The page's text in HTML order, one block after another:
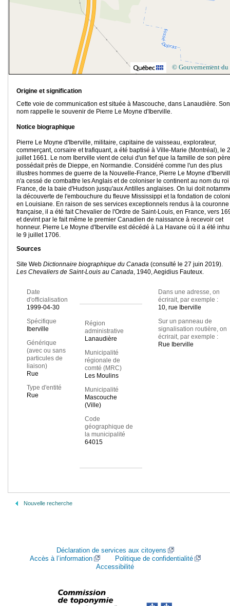
© Gouvernement du
Origine et signification
Cette voie de communication est située à Mascouche, dans Lanaudière. Son
nom rappelle le souvenir de Pierre Le Moyne d'Iberville.
Notice biographique
Pierre Le Moyne d'Iberville, militaire, capitaine de vaisseau, explorateur,
commerçant, corsaire et trafiquant, a été baptisé à Ville-Marie (Montréal), le
juillet 1661. Le nom Iberville vient de celui d'un fief que la famille de son père
possédait près de Dieppe, en Normandie. Considéré comme l'un des plus
illustres hommes de guerre de la Nouvelle-France, Pierre Le Moyne
n'a cessé de combattre les Anglais et de coloniser le continent au nom du
France, de la baie d'Hudson jusqu'aux Antilles anglaises. On lui doit
la découverte de l'embouchure du fleuve Mississippi et la fondation de
en Louisiane. En raison de ses services exceptionnels rendus à la couronne
française, il a été fait Chevalier de l'Ordre de Saint-Louis, en France, vers
et devint par le fait même le premier Canadien de naissance à recevoir cet
honneur. Pierre Le Moyne d'Iberville est décédé à La Havane où il a été
le 9 juillet 1706.
Sources
Site Web Dictionnaire biographique du Canada (consulté le 27 juin 2019).
Les Chevaliers de Saint-Louis au Canada, 1940, Aegidius Fauteux.
Date
d'officialisation
1999-04-30
Spécifique
Iberville
Générique
(avec ou sans
particules de
liaison)
Rue
Type d'entité
Rue
Région
administrative
Lanaudière
Municipalité
régionale de
comté (MRC)
Les Moulins
Municipalité
Mascouche
(Ville)
Code
géographique de
la municipalité
64015
Dans une adresse, on
écrirait, par exemple :
10, rue Iberville
Sur un panneau de
signalisation routière, on
écrirait, par exemple :
Rue Iberville
Nouvelle recherche
Déclaration de services aux citoyens
Accès à l’information
Politique de confidentialité
Accessibilité